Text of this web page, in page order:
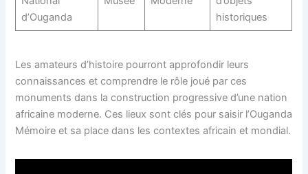
d’Ouganda
historiques
Les amateurs d’histoire pourront approfondir leurs
connaissances et comprendre le rôle joué par ces
monuments dans la construction progressive d’une nation
africaine moderne. Ces lieux sont clés pour saisir l’Ouganda
Mémoire et sa place dans les contextes africain et mondial.